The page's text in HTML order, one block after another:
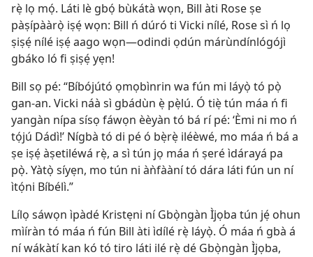
rẹ̀ lọ mọ́. Láti lè gbọ́ bùkátà wọn, Bill àti Rose ṣe
pàṣípààrọ̀ iṣẹ́ wọn: Bill ń dúró ti Vicki nílé, Rose sì ń lọ
ṣiṣẹ́ nílé iṣẹ́ aago wọn—odindi ọdún márùndínlógójì
gbáko ló fi ṣiṣẹ́ yẹn!
Bill sọ pé: “Bíbójútó ọmọbìnrin wa fún mi láyọ̀ tó pọ̀
gan-an. Vicki náà sì gbádùn ẹ̀ pẹ̀lú. Ó tiẹ̀ tún máa ń fi
yangàn nípa sísọ fáwọn èèyàn tó bá rí pé: ‘Èmi ni mo ń
tọ́jú Dádì!’ Nígbà tó di pé ó bẹ̀rẹ̀ iléèwé, mo máa ń bá a
ṣe iṣẹ́ àṣetiléwá rẹ̀, a sì tún jọ máa ń ṣeré ìdárayá pa
pọ̀. Yàtọ̀ síyẹn, mo tún ni àǹfààní tó dára láti fún un ní
ìtọ́ni Bíbélì.”
Lílọ sáwọn ìpàdé Kristẹni ní Gbọ̀ngàn Ìjọba tún jẹ́ ohun
mìíràn tó máa ń fún Bill àti ìdílé rẹ̀ láyọ̀. Ó máa ń gbà á
ní wákàtí kan kó tó tiro láti ilé rẹ̀ dé Gbọ̀ngàn Ìjọba,